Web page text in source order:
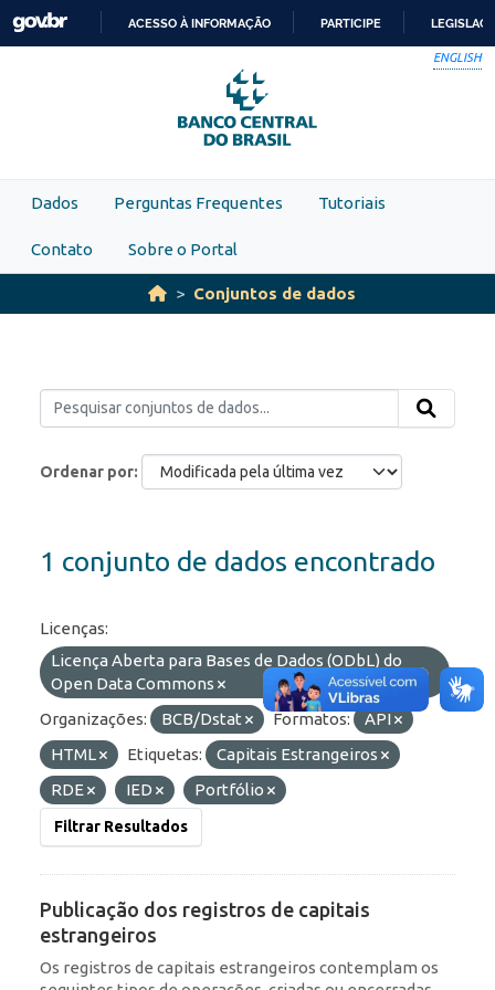
Skip to main content
PARA
O
CONTEÚDO
ACESSO À INFORMAÇÃO PARTICIPE
ENGLISH
Dados Perguntas Frequentes Tutoriais
Contato Sobre o Portal
Conjuntos de dados
Ordenar por
1 conjunto de dados encontrado
Licenças:
Licença Aberta para Bases de Dados (ODbL) do
Open Data Commons
Organizações:
BCB/Dstat Formatos:
API
HTML
Etiquetas:
Capitais Estrangeiros
RDE
IED Portfólio
Filtrar Resultados
Publicação dos registros de capitais
estrangeiros
Os registros de capitais estrangeiros contemplam os